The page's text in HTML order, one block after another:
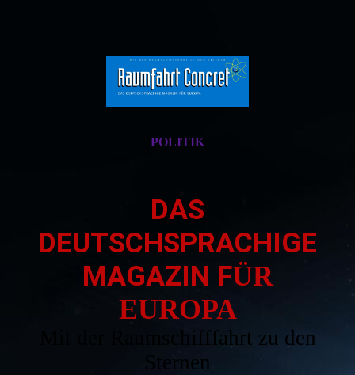
POLITIK
DAS
DEUTSCHSPRACHIGE
MAGAZIN FÜR
EUROPA
Mit der Raumschifffahrt zu den
Sternen